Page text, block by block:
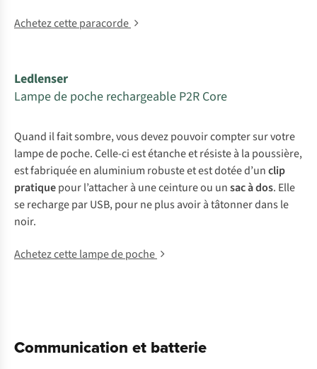
Achetez cette paracorde
Ledlenser
Lampe de poche rechargeable P2R Core
Quand il fait sombre, vous devez pouvoir compter sur votre
lampe de poche. Celle-ci est étanche et résiste à la poussière,
est fabriquée en aluminium robuste et est dotée d’unclip
pratiquepour l’attacher à une ceinture ou unsac à dos. Elle
se recharge par USB, pour ne plus avoir à tâtonner dans le
noir.
Achetez cette lampe de poche
Communication et batterie